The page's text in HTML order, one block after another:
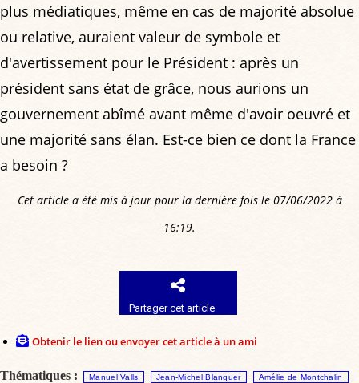
plus médiatiques, même en cas de majorité absolue
ou relative, auraient valeur de symbole et
d'avertissement pour le Président : après un
président sans état de grâce, nous aurions un
gouvernement abîmé avant même d'avoir oeuvré et
une majorité sans élan. Est-ce bien ce dont la France
a besoin ?
Cet article a été mis à jour pour la dernière fois le 07/06/2022 à
16:19.
Partager cet article
Obtenir le lien ou envoyer cet article à un ami
Thématiques : Manuel Valls Jean-Michel Blanquer Amélie de Montchalin